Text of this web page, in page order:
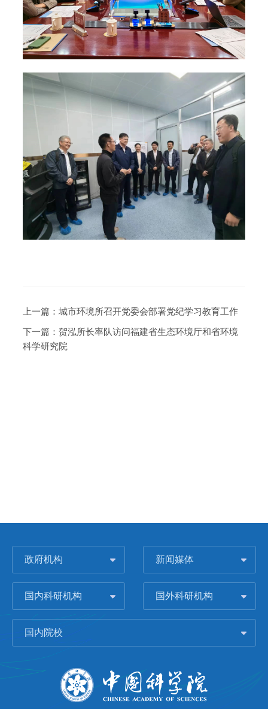
上一篇： 城市环境所召开党委会部署党纪学习教育工作
下一篇： 贺泓所长率队访问福建省生态环境厅和省环境
科学研究院
政府机构 新闻媒体
国内科研机构 国外科研机构
国内院校